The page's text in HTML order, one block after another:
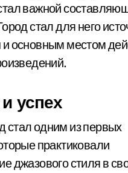
важной
стал для него
основным местом
успех
стал одним из первых
практиковали
джазового стиля в